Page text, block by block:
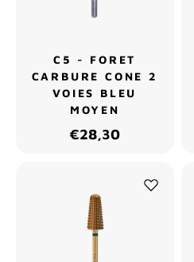
C5 - FORET
CARBURE CONE 2
VOIES BLEU
MOYEN
€28,30